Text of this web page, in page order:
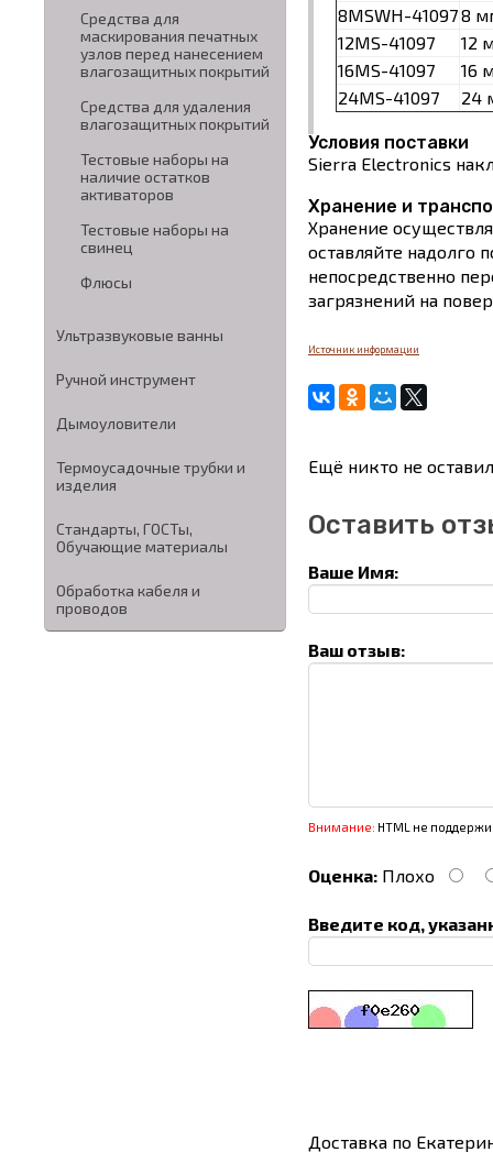
Средства для
маскирования печатных
узлов перед нанесением
влагозащитных покрытий
Средства для удаления
влагозащитных покрытий
Тестовые наборы на
наличие остатков
активаторов
Тестовые наборы на
свинец
Флюсы
Ультразвуковые ванны
Ручной инструмент
Дымоуловители
Термоусадочные трубки и
изделия
Стандарты, ГОСТы,
Обучающие материалы
Обработка кабеля и
проводов
8MSWH-410978
12MS-41097
12
16MS-41097
16
24MS-41097
24
Условия поставки
Sierra Electronics
Хранение и
Хранение
оставляйте
непосредственно
загрязнений на
Источник информации
Ещё никто не
Оставить
Ваше Имя:
Ваш отзыв:
Внимание: HTML не
Оценка: Плохо
Введите код,
Доставка по